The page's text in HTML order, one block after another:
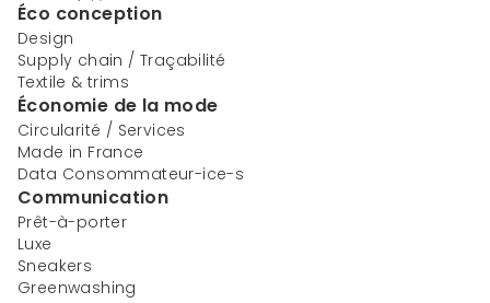
Éco conception
Design
Supply chain / Traçabilité
Textile & trims
Économie de la mode
Circularité / Services
Made in France
Data Consommateur-ice-s
Communication
Prêt-à-porter
Luxe
Sneakers
Greenwashing